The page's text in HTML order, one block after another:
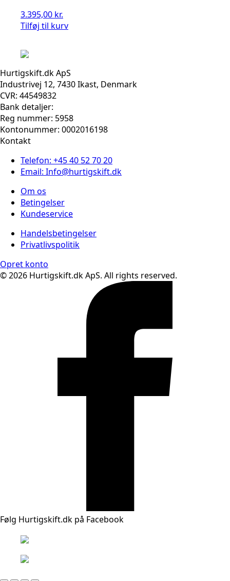
3.395,00 kr.
Tilføj til kurv
Hurtigskift.dk ApS
Industrivej 12, 7430 Ikast, Denmark
CVR: 44549832
Bank detaljer:
Reg nummer: 5958
Kontonummer: 0002016198
Kontakt
Telefon: +45 40 52 70 20
Email: Info@hurtigskift.dk
Om os
Betingelser
Kundeservice
Handelsbetingelser
Privatlivspolitik
Opret konto
© 2026 Hurtigskift.dk ApS. All rights reserved.
Følg Hurtigskift.dk på Facebook